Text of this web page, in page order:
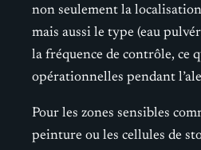
non seulement la
mais aussi le type (eau
la fréquence de contrôle, ce
opérationnelles pendant
Pour les zones sensibles
peinture ou les cellules de